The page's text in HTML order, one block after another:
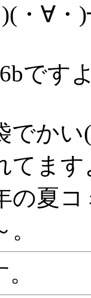
∀・
です
でか
てます
の夏